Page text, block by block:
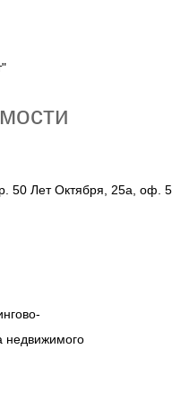
50 Лет Октября, 25а, оф. 5
недвижимого